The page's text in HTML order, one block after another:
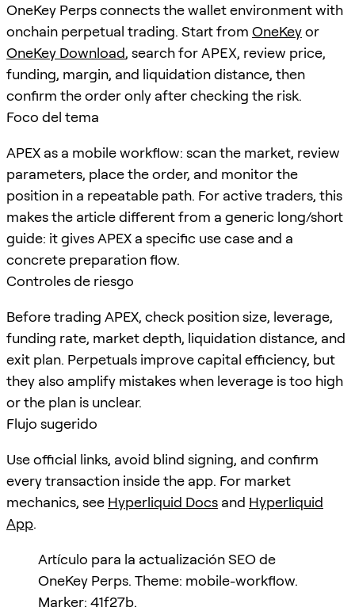
OneKey Perps connects the wallet environment with
onchain perpetual trading. Start from OneKeyor
OneKey Download, search for APEX, review price,
funding, margin, and liquidation distance, then
confirm the order only after checking the risk.
Foco del tema
APEX as a mobile workflow: scan the market, review
parameters, place the order, and monitor the
position in a repeatable path. For active traders, this
makes the article different from a generic long/short
guide: it gives APEX a specific use case and a
concrete preparation flow.
Controles de riesgo
Before trading APEX, check position size, leverage,
funding rate, market depth, liquidation distance, and
exit plan. Perpetuals improve capital efficiency, but
they also amplify mistakes when leverage is too high
or the plan is unclear.
Flujo sugerido
Use official links, avoid blind signing, and confirm
every transaction inside the app. For market
mechanics, see Hyperliquid Docs and Hyperliquid
App.
Artículo para la actualización SEO de
OneKey Perps. Theme: mobile-workflow.
Marker: 41f27b.